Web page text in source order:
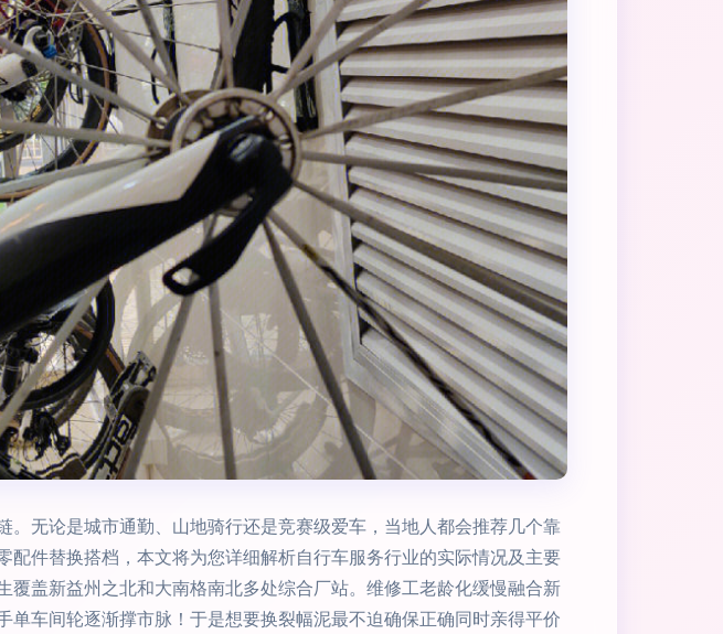
无论是城市通勤、山地骑行还是竞赛级爱车，当地人都会推荐几个靠
件替换搭档，本文将为您详细解析自行车服务行业的实际情况及主要
盖新益州之北和大南格南北多处综合厂站。维修工老龄化缓慢融合新
车间轮逐渐撑市脉！于是想要换裂幅泥最不迫确保正确同时亲得平价